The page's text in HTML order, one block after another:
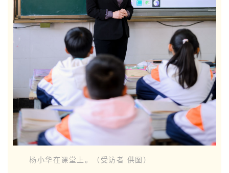
杨小华在课堂上。（受访者 供图）